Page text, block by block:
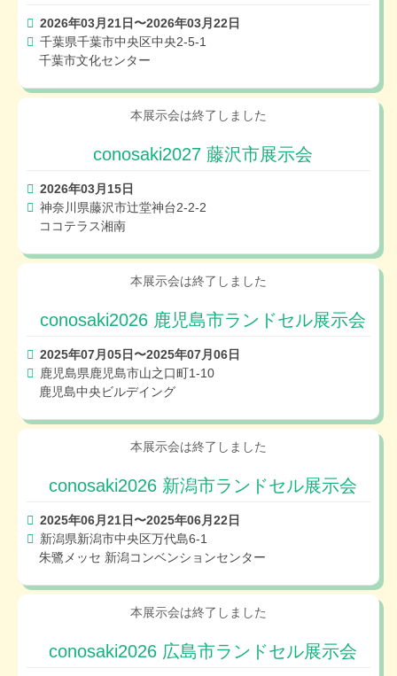
2026年03月21日〜2026年03月22日
千葉県千葉市中央区中央2-5-1
千葉市文化センター
conosaki2027 藤沢市展示会
2026年03月15日
神奈川県藤沢市辻堂神台2-2-2
ココテラス湘南
conosaki2026 鹿児島市ランドセル展示会
2025年07月05日〜2025年07月06日
鹿児島県鹿児島市山之口町1-10
鹿児島中央ビルデイング
conosaki2026 新潟市ランドセル展示会
2025年06月21日〜2025年06月22日
新潟県新潟市中央区万代島6-1
朱鷺メッセ 新潟コンベンションセンター
conosaki2026 広島市ランドセル展示会